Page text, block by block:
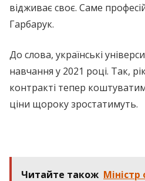
відживає своє. Саме
Гарбарук.
До слова, українські
навчання у 2021 році. Так,
контракті тепер
ціни щороку зростатимуть.
Читайте також Міністр